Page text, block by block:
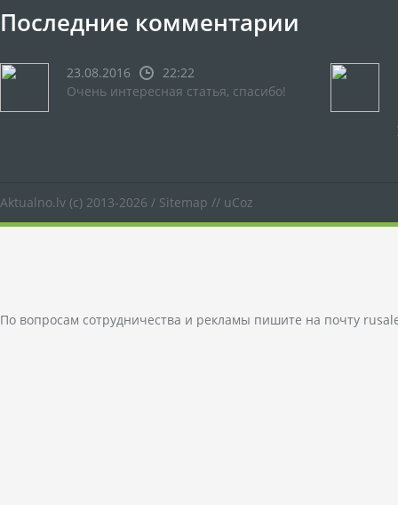
Последние комментарии
23.08.2016
22:22
Очень интересная статья, спасибо!
Aktualno.lv (c) 2013-2026 / Sitemap // uCoz
По вопросам сотрудничества и рекламы пишите на почту